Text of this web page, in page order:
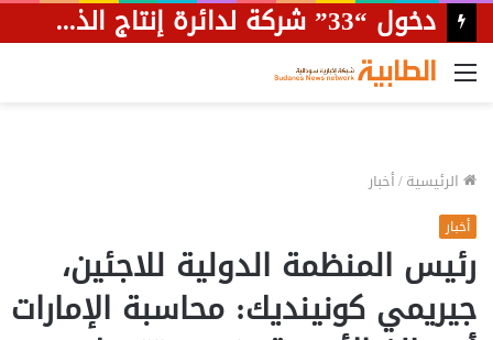
دخول “33” شركة لدائرة إنتاج الذهب بالسودان
القائمة
الرئيسية/أخبار
أخبار
رئيس المنظمة الدولية للاجئين،
جيريمي كونينديك: محاسبة الإمارات